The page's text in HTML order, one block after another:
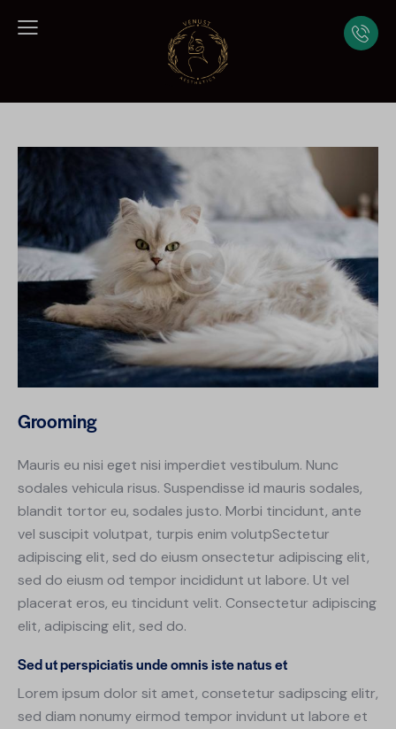
Grooming
Mauris eu nisi eget nisi imperdiet vestibulum. Nunc
sodales vehicula risus. Suspendisse id mauris sodales,
blandit tortor eu, sodales justo. Morbi tincidunt, ante
vel suscipit volutpat, turpis enim volutpSectetur
adipiscing elit, sed do eiusm onsectetur adipiscing elit,
sed do eiusm od tempor incididunt ut labore. Ut vel
placerat eros, eu tincidunt velit. Consectetur adipiscing
elit, adipiscing elit, sed do.
Sed ut perspiciatis unde omnis iste natus et
Lorem ipsum dolor sit amet, consetetur sadipscing elitr,
sed diam nonumy eirmod tempor invidunt ut labore et